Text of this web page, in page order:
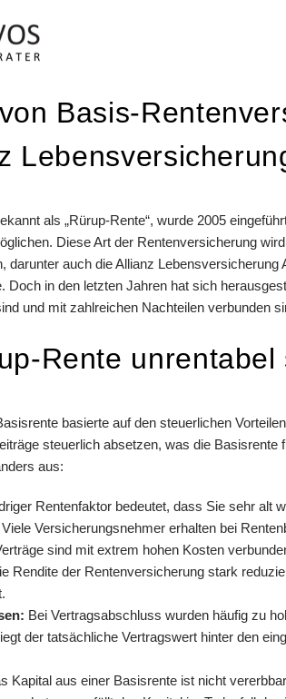
Basis-
als „Rürup-Rente“, wurde 2005
Diese Art der Rentenversicherung
darunter auch die Allianz
Doch in den letzten Jahren hat sich
und mit zahlreichen Nachteilen verbunden
Rente unrentabel
basierte auf den steuerlichen
steuerlich absetzen, was die
aus:
Rentenfaktor bedeutet, dass Sie sehr alt
Versicherungsnehmer erhalten bei
sind mit extrem hohen Kosten
Rendite der Rentenversicherung stark
Bei Vertragsabschluss wurden häufig zu
der tatsächliche Vertragswert hinter den
Kapital aus einer Basisrente ist nicht